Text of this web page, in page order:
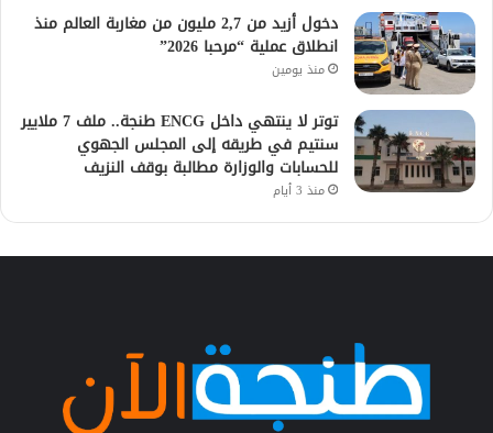
دخول أزيد من 2,7 مليون من مغاربة العالم منذ
انطلاق عملية “مرحبا 2026”
منذ يومين
توتر لا ينتهي داخل ENCG طنجة.. ملف 7 ملايير
سنتيم في طريقه إلى المجلس الجهوي
للحسابات والوزارة مطالبة بوقف النزيف
منذ 3 أيام